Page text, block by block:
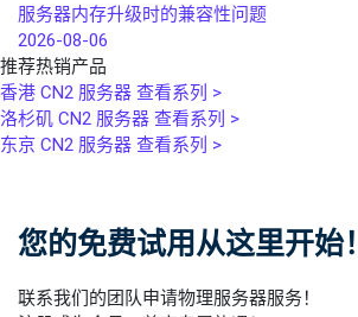
服务器内存升级时的兼容性问题
2026-08-06
推荐热销产品
香港 CN2 服务器 查看系列 >
洛杉矶 CN2 服务器 查看系列 >
东京 CN2 服务器 查看系列 >
您的免费试用从这里开始！
联系我们的团队申请物理服务器服务！